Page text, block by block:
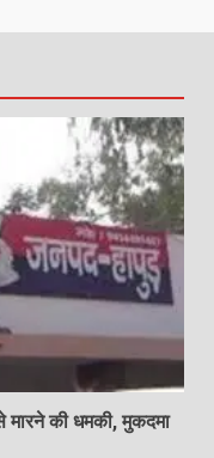
मारने की धमकी, मुकदमा